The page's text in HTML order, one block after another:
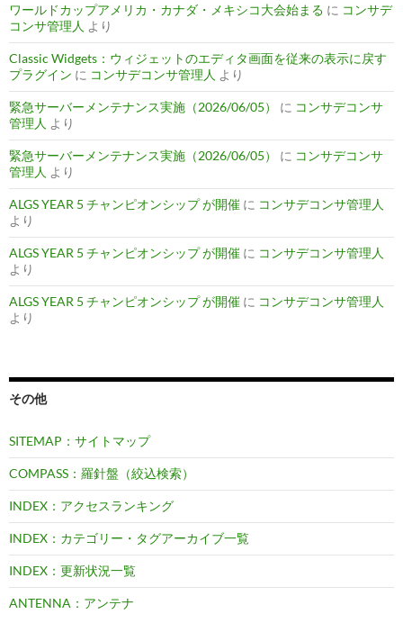
ワールドカップアメリカ・カナダ・メキシコ大会始まる に コンサデ
コンサ管理人 より
Classic Widgets：ウィジェットのエディタ画面を従来の表示に戻す
プラグイン に コンサデコンサ管理人 より
緊急サーバーメンテナンス実施（2026/06/05） に コンサデコンサ
管理人 より
緊急サーバーメンテナンス実施（2026/06/05） に コンサデコンサ
管理人 より
ALGS YEAR 5 チャンピオンシップ が開催 に コンサデコンサ管理人
より
ALGS YEAR 5 チャンピオンシップ が開催 に コンサデコンサ管理人
より
ALGS YEAR 5 チャンピオンシップ が開催 に コンサデコンサ管理人
より
その他
SITEMAP：サイトマップ
COMPASS：羅針盤（絞込検索）
INDEX：アクセスランキング
INDEX：カテゴリー・タグアーカイブ一覧
INDEX：更新状況一覧
ANTENNA：アンテナ